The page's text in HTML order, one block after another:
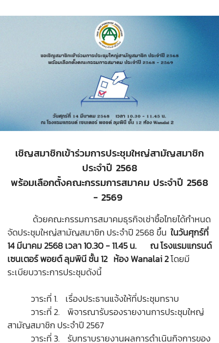
เชิญสมาชิกเข้าร่วมการประชุมใหญ่สามัญสมาชิก
ประจำปี 2568
พร้อมเลือกตั้งคณะกรรมการสมาคม ประจำปี 2568
- 2569
ด้วยคณะกรรมการสมาคมธุรกิจเช่าซื้อไทยได้กำหนด
จัดประชุมใหญ่สามัญสมาชิก ประจำปี 2568 ขึ้น ในวันศุกร์ที่
14 มีนาคม 2568 เวลา 10.30 - 11.45 น. ณ โรงแรมแกรนด์
เซนเตอร์ พอยต์ ลุมพินี ชั้น 12 ห้อง Wanalai 2โดยมี
ระเบียบวาระการประชุมดังนี้
วาระที่ 1. เรื่องประธานแจ้งให้ที่ประชุมทราบ
วาระที่ 2. พิจารณารับรองรายงานการประชุมใหญ่
สามัญสมาชิก ประจำปี 2567
วาระที่ 3. รับทราบรายงานผลการดำเนินกิจการของ